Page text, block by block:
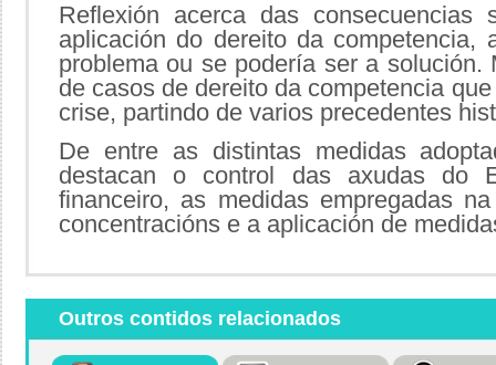
Reflexión acerca das
aplicación do dereito da competencia,
problema ou se podería ser a solución.
de casos de dereito da competencia
crise, partindo de varios precedentes
De entre as distintas medidas
destacan o control das axudas do
financeiro, as medidas empregadas
concentracións e a aplicación de
Outros contidos relacionados